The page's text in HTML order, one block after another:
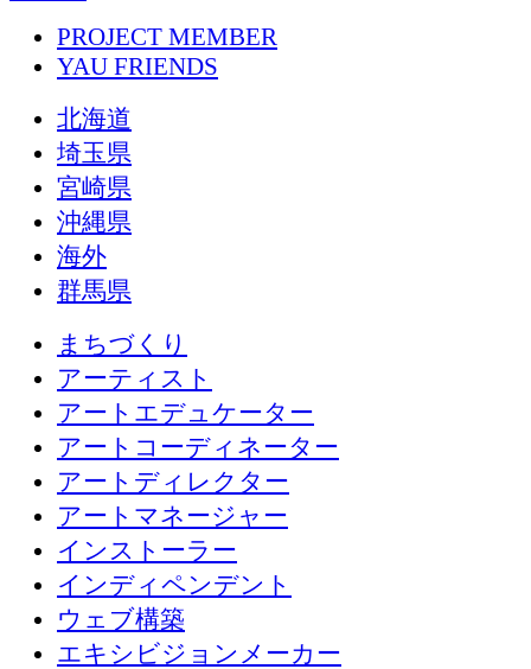
PROJECT MEMBER
YAU FRIENDS
北海道
埼玉県
宮崎県
沖縄県
海外
群馬県
まちづくり
アーティスト
アートエデュケーター
アートコーディネーター
アートディレクター
アートマネージャー
インストーラー
インディペンデント
ウェブ構築
エキシビジョンメーカー